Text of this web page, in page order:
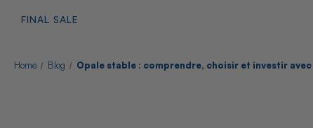
FINAL SALE
Home Blog Opale stable : comprendre, choisir et investir